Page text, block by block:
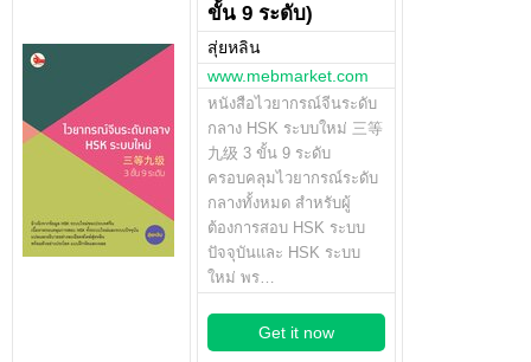
ขั้น 9 ระดับ)
สุ่ยหลิน
www.mebmarket.com
หนังสือไวยากรณ์จีนระดับ
กลาง HSK ระบบใหม่ 三等
九级 3 ขั้น 9 ระดับ
ครอบคลุมไวยากรณ์ระดับ
กลางทั้งหมด สำหรับผู้
ต้องการสอบ HSK ระบบ
ปัจจุบันและ HSK ระบบ
ใหม่ พร…
Get it now